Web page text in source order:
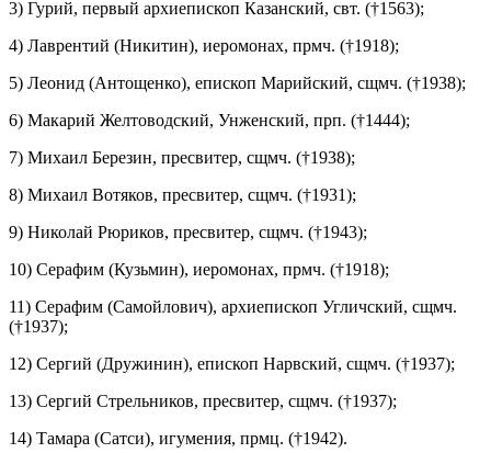
3) Гурий, первый архиепископ Казанский, свт. (†1563);
4) Лаврентий (Никитин), иеромонах, прмч. (†1918);
5) Леонид (Антощенко), епископ Марийский, сщмч. (†1938);
6) Макарий Желтоводский, Унженский, прп. (†1444);
7) Михаил Березин, пресвитер, сщмч. (†1938);
8) Михаил Вотяков, пресвитер, сщмч. (†1931);
9) Николай Рюриков, пресвитер, сщмч. (†1943);
10) Серафим (Кузьмин), иеромонах, прмч. (†1918);
11) Серафим (Самойлович), архиепископ Угличский, сщмч.
(†1937);
12) Сергий (Дружинин), епископ Нарвский, сщмч. (†1937);
13) Сергий Стрельников, пресвитер, сщмч. (†1937);
14) Тамара (Сатси), игумения, прмц. (†1942).